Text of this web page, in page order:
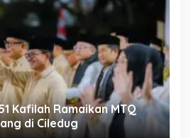
Kafilah Ramaikan MTQ
di Ciledug